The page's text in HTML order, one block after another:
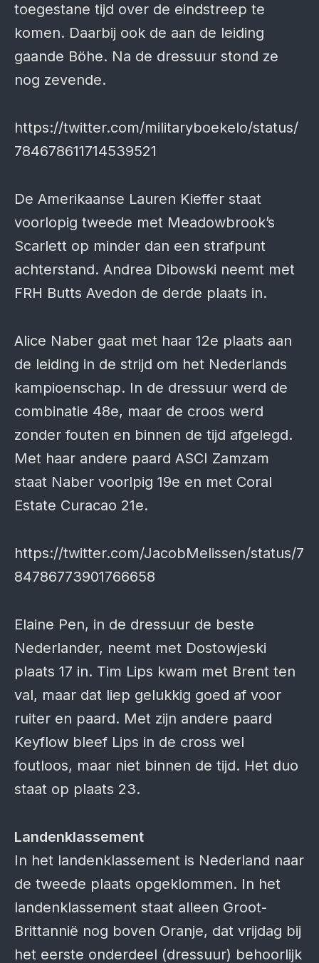
toegestane tijd over de eindstreep te
komen. Daarbij ook de aan de leiding
gaande Böhe. Na de dressuur stond ze
nog zevende.
https://twitter.com/militaryboekelo/status/
784678611714539521
De Amerikaanse Lauren Kieffer staat
voorlopig tweede met Meadowbrook’s
Scarlett op minder dan een strafpunt
achterstand. Andrea Dibowski neemt met
FRH Butts Avedon de derde plaats in.
Alice Naber gaat met haar 12e plaats aan
de leiding in de strijd om het Nederlands
kampioenschap. In de dressuur werd de
combinatie 48e, maar de croos werd
zonder fouten en binnen de tijd afgelegd.
Met haar andere paard ASCI Zamzam
staat Naber voorlpig 19e en met Coral
Estate Curacao 21e.
https://twitter.com/JacobMelissen/status/7
84786773901766658
Elaine Pen, in de dressuur de beste
Nederlander, neemt met Dostowjeski
plaats 17 in. Tim Lips kwam met Brent ten
val, maar dat liep gelukkig goed af voor
ruiter en paard. Met zijn andere paard
Keyflow bleef Lips in de cross wel
foutloos, maar niet binnen de tijd. Het duo
staat op plaats 23.
Landenklassement
In het landenklassement is Nederland naar
de tweede plaats opgeklommen. In het
landenklassement staat alleen Groot-
Brittannië nog boven Oranje, dat vrijdag bij
het eerste onderdeel (dressuur) behoorlijk